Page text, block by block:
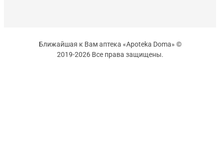
Ближайшая к Вам аптека «Apoteka Doma» ©
2019-2026 Все права защищены.